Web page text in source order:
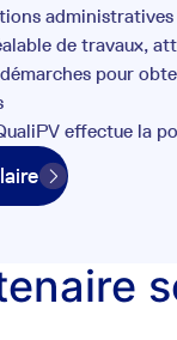
de travaux,
pour
effectue la